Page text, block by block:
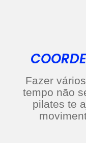
Fazer
tempo não
pilates te